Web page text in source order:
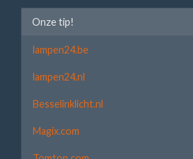
Onze tip!
lampen24.be
lampen24.nl
Besselinklicht.nl
Magix.com